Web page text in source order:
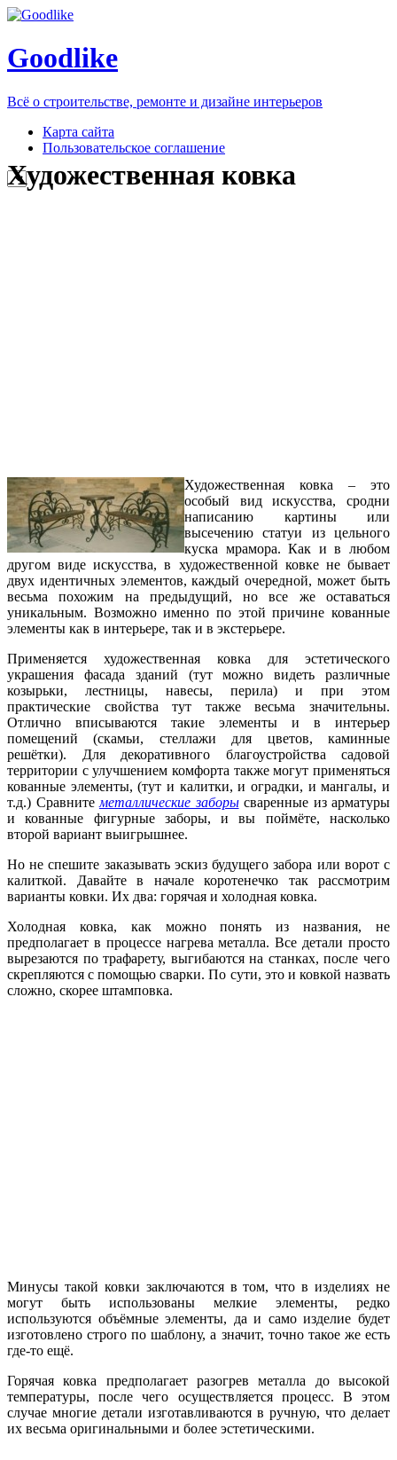
Goodlike
Всё о строительстве, ремонте и дизайне интерьеров
Карта сайта
Пользовательское соглашение
Художественная ковка
Художественная ковка – это
особый вид искусства, сродни
написанию картины или
высечению статуи из цельного
куска мрамора. Как и в любом
другом виде искусства, в художественной ковке не бывает
двух идентичных элементов, каждый очередной, может быть
весьма похожим на предыдущий, но все же оставаться
уникальным. Возможно именно по этой причине кованные
элементы как в интерьере, так и в экстерьере.
Применяется художественная ковка для эстетического
украшения фасада зданий (тут можно видеть различные
козырьки, лестницы, навесы, перила) и при этом
практические свойства тут также весьма значительны.
Отлично вписываются такие элементы и в интерьер
помещений (скамьи, стеллажи для цветов, каминные
решётки). Для декоративного благоустройства садовой
территории с улучшением комфорта также могут применяться
кованные элементы, (тут и калитки, и оградки, и мангалы, и
т.д.) Сравните металлические заборысваренные из арматуры
и кованные фигурные заборы, и вы поймёте, насколько
второй вариант выигрышнее.
Но не спешите заказывать эскиз будущего забора или ворот с
калиткой. Давайте в начале коротенечко так рассмотрим
варианты ковки. Их два: горячая и холодная ковка.
Холодная ковка, как можно понять из названия, не
предполагает в процессе нагрева металла. Все детали просто
вырезаются по трафарету, выгибаются на станках, после чего
скрепляются с помощью сварки. По сути, это и ковкой назвать
сложно, скорее штамповка.
Минусы такой ковки заключаются в том, что в изделиях не
могут быть использованы мелкие элементы, редко
используются объёмные элементы, да и само изделие будет
изготовлено строго по шаблону, а значит, точно такое же есть
где-то ещё.
Горячая ковка предполагает разогрев металла до высокой
температуры, после чего осуществляется процесс. В этом
случае многие детали изготавливаются в ручную, что делает
их весьма оригинальными и более эстетическими.